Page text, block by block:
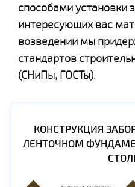
способами установки
интересующих вас
возведении мы
стандартов
(СНиПы, ГОСТы).
КОНСТРУКЦИЯ
ЛЕНТОЧНОМ